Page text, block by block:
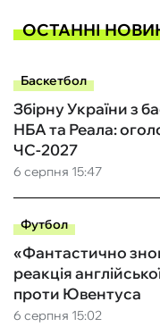
ОСТАННІ
Баскетбол
6 серпня 15:47
Збірну України з
НБА та Реала:
ЧС-2027
Футбол
6 серпня 15:02
«Фантастично
реакція
проти Ювентуса